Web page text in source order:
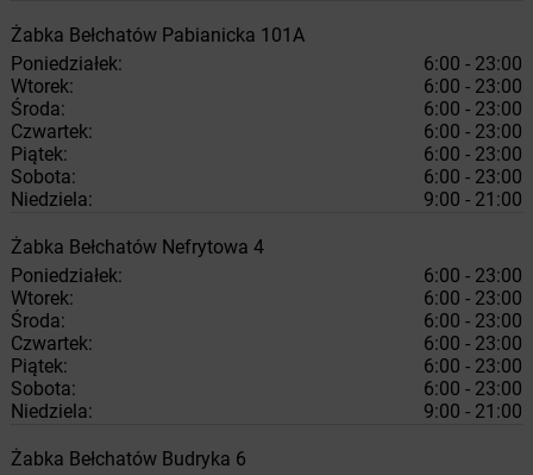
Żabka Bełchatów Pabianicka 101A
Poniedziałek:
6:00 - 23:00
Wtorek:
6:00 - 23:00
Środa:
6:00 - 23:00
Czwartek:
6:00 - 23:00
Piątek:
6:00 - 23:00
Sobota:
6:00 - 23:00
Niedziela:
9:00 - 21:00
Żabka Bełchatów Nefrytowa 4
Poniedziałek:
6:00 - 23:00
Wtorek:
6:00 - 23:00
Środa:
6:00 - 23:00
Czwartek:
6:00 - 23:00
Piątek:
6:00 - 23:00
Sobota:
6:00 - 23:00
Niedziela:
9:00 - 21:00
Żabka Bełchatów Budryka 6